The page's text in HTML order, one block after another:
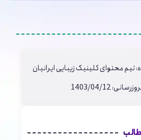
تیم محتوای کلینیک زیبایی ایرانیان
1403/04/12